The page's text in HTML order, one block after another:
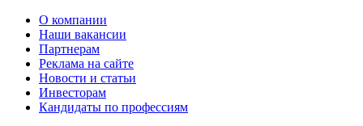
О компании
Наши вакансии
Партнерам
Реклама на сайте
Новости и статьи
Инвесторам
Кандидаты по профессиям